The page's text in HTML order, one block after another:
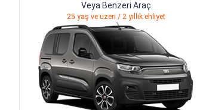
Veya Benzeri Araç
25 yaş ve üzeri / 2 yıllık ehliyet